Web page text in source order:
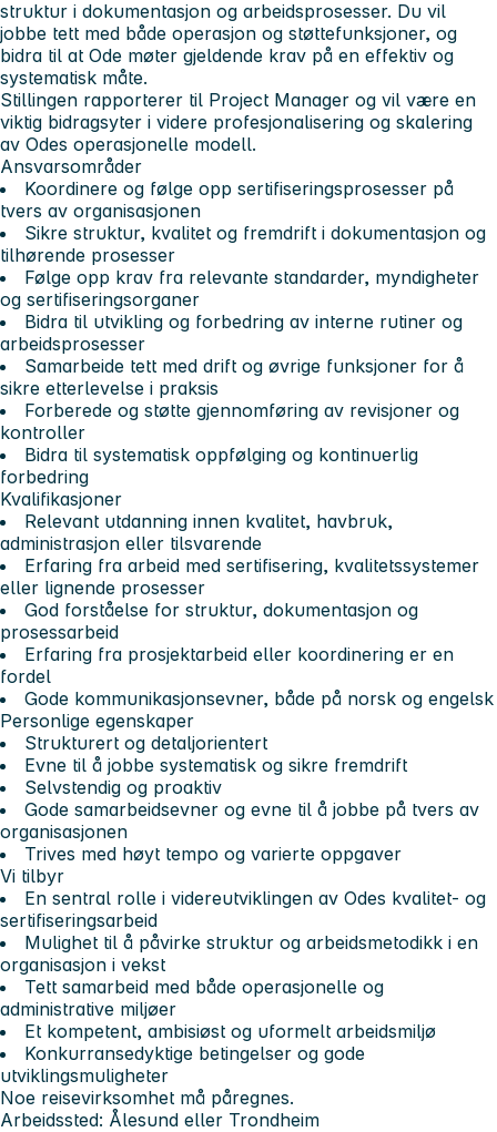
struktur i dokumentasjon og arbeidsprosesser. Du vil
jobbe tett med både operasjon og støttefunksjoner, og
bidra til at Ode møter gjeldende krav på en effektiv og
systematisk måte.
Stillingen rapporterer til Project Manager og vil være en
viktig bidragsyter i videre profesjonalisering og skalering
av Odes operasjonelle modell.
Ansvarsområder
Koordinere og følge opp sertifiseringsprosesser på
tvers av organisasjonen
Sikre struktur, kvalitet og fremdrift i dokumentasjon og
tilhørende prosesser
Følge opp krav fra relevante standarder, myndigheter
og sertifiseringsorganer
Bidra til utvikling og forbedring av interne rutiner og
arbeidsprosesser
Samarbeide tett med drift og øvrige funksjoner for å
sikre etterlevelse i praksis
Forberede og støtte gjennomføring av revisjoner og
kontroller
Bidra til systematisk oppfølging og kontinuerlig
forbedring
Kvalifikasjoner
Relevant utdanning innen kvalitet, havbruk,
administrasjon eller tilsvarende
Erfaring fra arbeid med sertifisering, kvalitetssystemer
eller lignende prosesser
God forståelse for struktur, dokumentasjon og
prosessarbeid
Erfaring fra prosjektarbeid eller koordinering er en
fordel
Gode kommunikasjonsevner, både på norsk og engelsk
Personlige egenskaper
Strukturert og detaljorientert
Evne til å jobbe systematisk og sikre fremdrift
Selvstendig og proaktiv
Gode samarbeidsevner og evne til å jobbe på tvers av
organisasjonen
Trives med høyt tempo og varierte oppgaver
Vi tilbyr
En sentral rolle i videreutviklingen av Odes kvalitet- og
sertifiseringsarbeid
Mulighet til å påvirke struktur og arbeidsmetodikk i en
organisasjon i vekst
Tett samarbeid med både operasjonelle og
administrative miljøer
Et kompetent, ambisiøst og uformelt arbeidsmiljø
Konkurransedyktige betingelser og gode
utviklingsmuligheter
Noe reisevirksomhet må påregnes.
Arbeidssted: Ålesund eller Trondheim